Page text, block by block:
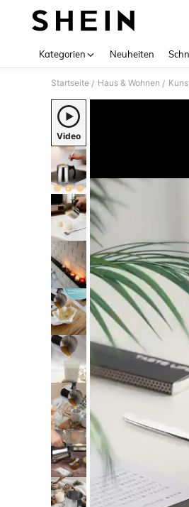
Kategorien Neuheiten
Startseite / Haus & Wohnen /
Video